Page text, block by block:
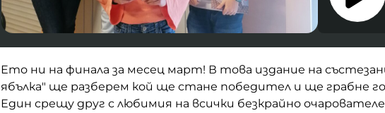
Ето ни на финала за месец март! В това издание на
ябълка" ще разберем кой ще стане победител и ще грабне
Един срещу друг с любимия на всички безкрайно